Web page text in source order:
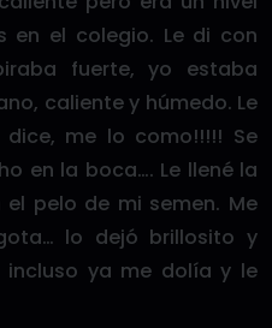
en el colegio. Le di con
fuerte, yo estaba
caliente y húmedo. Le
me lo como!!!!! Se
en la boca…. Le llené la
pelo de mi semen. Me
lo dejó brillosito y
ya me dolía y le